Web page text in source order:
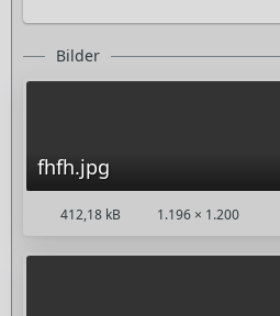
Bilder
fhfh.jpg
412,18 kB 1.196 × 1.200